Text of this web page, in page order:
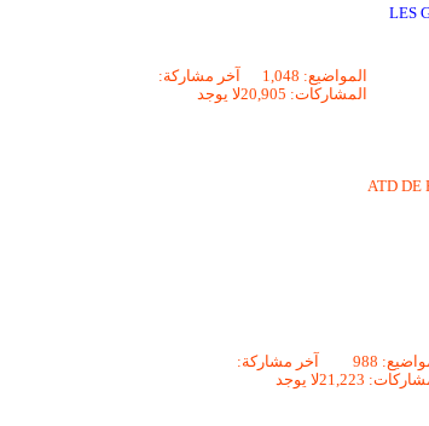
LES
ATD DE
المواضيع: 1,048
المشاركات: 20,905
آخر مشاركة:
لا يوجد
988
21,223
آخر مشاركة:
لا يوجد